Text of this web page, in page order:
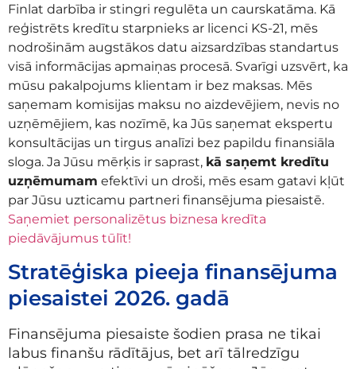
Finlat darbība ir stingri regulēta un caurskatāma. Kā
reģistrēts kredītu starpnieks ar licenci KS-21, mēs
nodrošinām augstākos datu aizsardzības standartus
visā informācijas apmaiņas procesā. Svarīgi uzsvērt, ka
mūsu pakalpojums klientam ir bez maksas. Mēs
saņemam komisijas maksu no aizdevējiem, nevis no
uzņēmējiem, kas nozīmē, ka Jūs saņemat ekspertu
konsultācijas un tirgus analīzi bez papildu finansiāla
sloga. Ja Jūsu mērķis ir saprast, kā saņemt kredītu
uzņēmumam efektīvi un droši, mēs esam gatavi kļūt
par Jūsu uzticamu partneri finansējuma piesaistē.
Saņemiet personalizētus biznesa kredīta
piedāvājumus tūlīt!
Stratēģiska pieeja finansējuma
piesaistei 2026. gadā
Finansējuma piesaiste šodien prasa ne tikai
labus finanšu rādītājus, bet arī tālredzīgu